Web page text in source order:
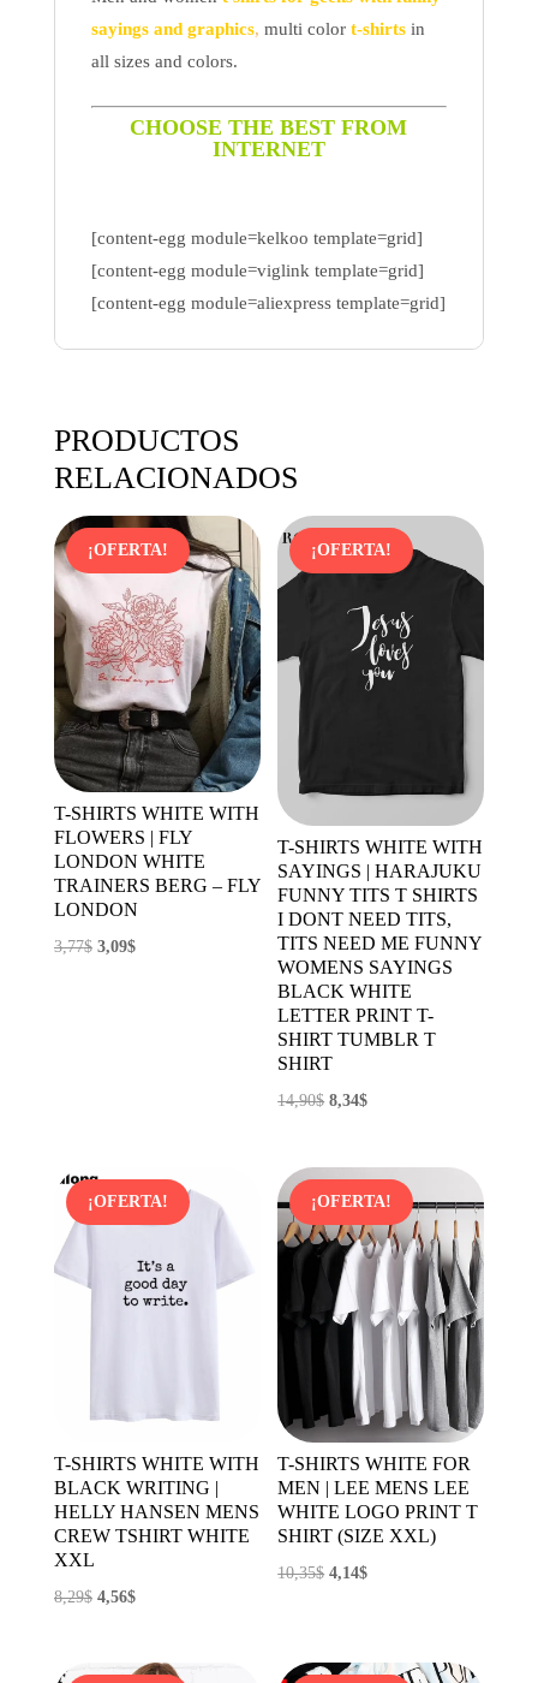
sayings and graphics, multi color t-shirtsin
all sizes and colors.
CHOOSE THE BEST FROM
INTERNET
[content-egg module=kelkoo template=grid]
[content-egg module=viglink template=grid]
[content-egg module=aliexpress template=grid]
PRODUCTOS
RELACIONADOS
¡OFERTA!
T-SHIRTS WHITE WITH
FLOWERS | FLY
LONDON WHITE
TRAINERS BERG – FLY
LONDON
3,77$ El
3,09$El
¡OFERTA!
T-SHIRTS WHITE WITH
SAYINGS | HARAJUKU
FUNNY TITS T SHIRTS
I DONT NEED TITS,
TITS NEED ME FUNNY
WOMENS SAYINGS
BLACK WHITE
LETTER PRINT T-
SHIRT TUMBLR T
SHIRT
14,90$ El
era:
14,90$.
8,34$El
es:
8,34$.
¡OFERTA!
T-SHIRTS WHITE WITH
BLACK WRITING |
HELLY HANSEN MENS
CREW TSHIRT WHITE
XXL
8,29$ El
4,56$El
¡OFERTA!
T-SHIRTS WHITE FOR
MEN | LEE MENS LEE
WHITE LOGO PRINT T
SHIRT (SIZE XXL)
10,35$ El
era:
4,14$El
es: